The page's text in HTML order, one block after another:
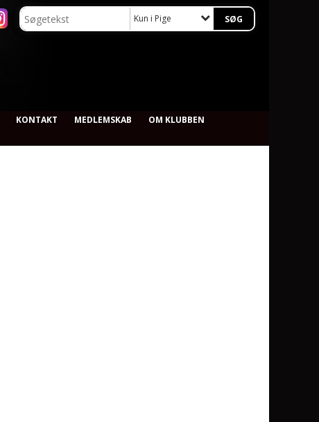
Kun i Pige
KONTAKT MEDLEMSKAB
OM KLUBBEN